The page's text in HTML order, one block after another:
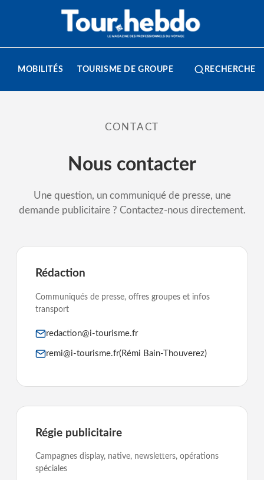
MOBILITÉS TOURISME DE GROUPE RECHERCHE
CONTACT
Nous contacter
Une question, un communiqué de presse, une
demande publicitaire ? Contactez-nous directement.
Rédaction
Communiqués de presse, offres groupes et infos
transport
redaction@i-tourisme.fr
remi@i-tourisme.fr(Rémi Bain-Thouverez)
Régie publicitaire
Campagnes display, native, newsletters, opérations
spéciales